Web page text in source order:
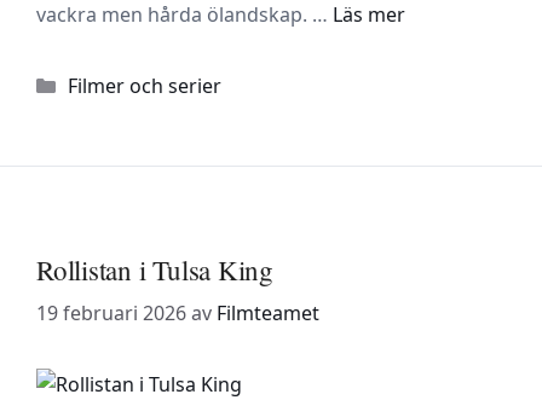
vackra men hårda ölandskap. … Läs mer
Kategorier
Filmer och serier
Rollistan i Tulsa King
19 februari 2026av Filmteamet